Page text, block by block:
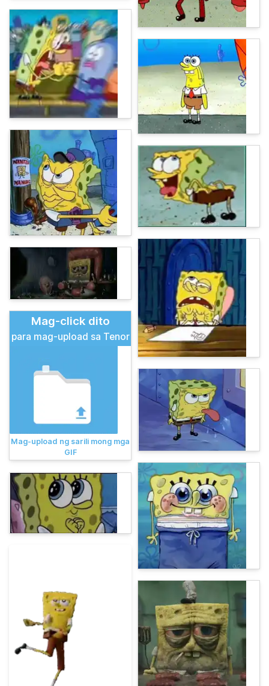
Mag-click dito
para mag-upload sa Tenor
Mag-upload ng sarili mong mga
GIF